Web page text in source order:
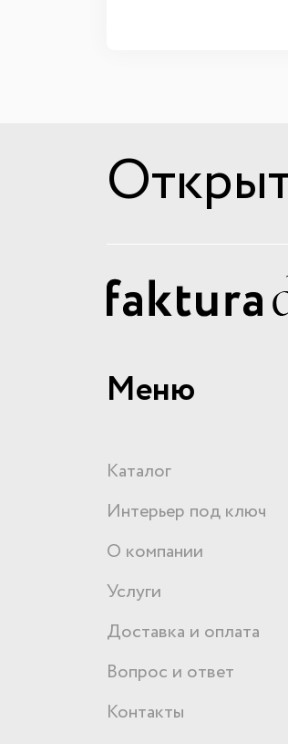
Меню
Каталог
Интерьер под ключ
О компании
Услуги
Доставка и оплата
Вопрос и ответ
Контакты